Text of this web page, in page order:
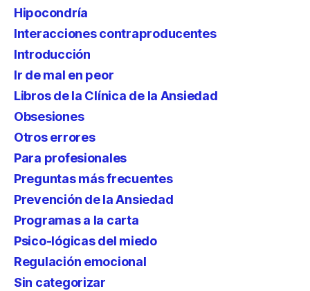
Hipocondría
Interacciones contraproducentes
Introducción
Ir de mal en peor
Libros de la Clínica de la Ansiedad
Obsesiones
Otros errores
Para profesionales
Preguntas más frecuentes
Prevención de la Ansiedad
Programas a la carta
Psico-lógicas del miedo
Regulación emocional
Sin categorizar